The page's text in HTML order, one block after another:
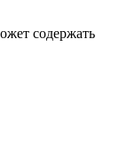
содержать